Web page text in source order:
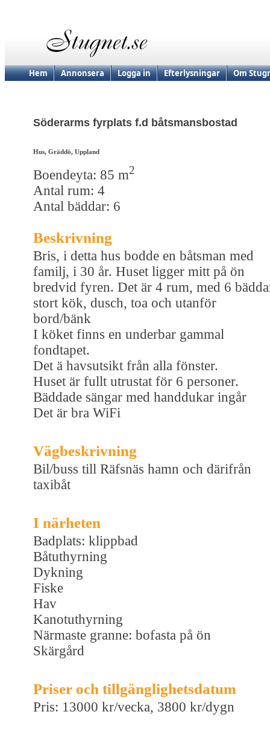
Hem Annonsera Logga in Efterlysningar Om
Söderarms fyrplats f.d båtsmansbostad
Hus, Gräddö, Uppland
Boendeyta: 85 m2
Antal rum: 4
Antal bäddar: 6
Beskrivning
Bris, i detta hus bodde en båtsman med
familj, i 30 år. Huset ligger mitt på ön
bredvid fyren. Det är 4 rum, med 6
stort kök, dusch, toa och utanför
bord/bänk
I köket finns en underbar gammal
fondtapet.
Det ä havsutsikt från alla fönster.
Huset är fullt utrustat för 6 personer.
Bäddade sängar med handdukar ingår
Det är bra WiFi
Vägbeskrivning
Bil/buss till Räfsnäs hamn och därifrån
taxibåt
I närheten
Badplats: klippbad
Båtuthyrning
Dykning
Fiske
Hav
Kanotuthyrning
Närmaste granne: bofasta på ön
Skärgård
Priser och tillgänglighetsdatum
Pris: 13000 kr/vecka, 3800 kr/dygn